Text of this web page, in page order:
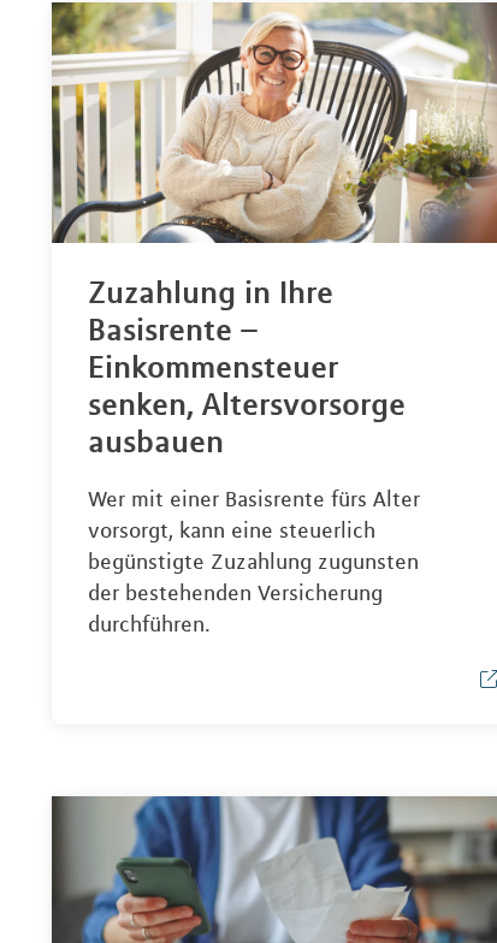
Zuzahlung in Ihre
Basisrente –
Einkommensteuer
senken, Altersvorsorge
ausbauen
Wer mit einer Basisrente fürs Alter
vorsorgt, kann eine steuerlich
begünstigte Zuzahlung zugunsten
der bestehenden Versicherung
durchführen.